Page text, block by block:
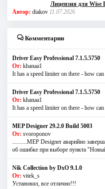
Лицензия для Wise
Автор: diakov 11.07.2026
Комментарии
Driver Easy Professional 7.1.5.5750
От: khanaa1
It has a speed limiter on there - how
Driver Easy Professional 7.1.5.5750
От: khanaa1
It has a speed limiter on there - how
MEP Designer 29.2.0 Build 5003
От: svoroponov
..........MEP Designer аварийно
об ошибке при выборе пункта
Nik Collection by DxO 9.1.0
От: vitek_s
Установил, все отлично!!!